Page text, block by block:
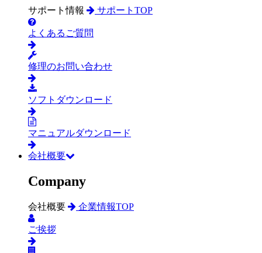
サポート情報 サポートTOP
よくあるご質問
修理のお問い合わせ
ソフトダウンロード
マニュアルダウンロード
会社概要
Company
会社概要 企業情報TOP
ご挨拶